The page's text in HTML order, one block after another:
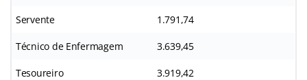
Servente 1.791,74
Técnico de Enfermagem 3.639,45
Tesoureiro 3.919,42